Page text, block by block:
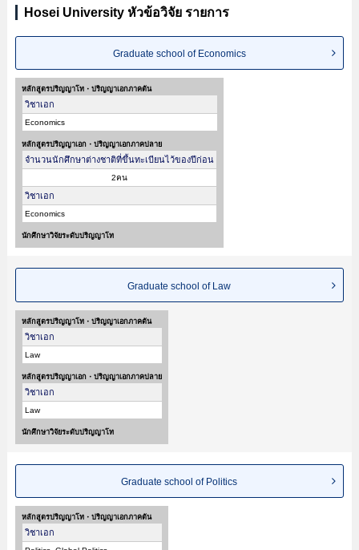
Integrated Science and TechnologyหรือInstitute for Solidarity-based Society
เป็นต้น,ข้อมูลของแต่ละสาขาวิจัย,ข้อมูลการสอบคัดเลือกเข้าศึกษาเช่นจำนวนคน
ที่รับสมัครหรือจำนวนคนที่ผ่านการสอบคัดเลือกเป็นต้น,แนะนำสถานที่,การเดิน
ทางเป็นต้นไว้ด้วยดังนั้นขอเชิญใช้บริการค้นหาข้อมูลตามอัธยาศัย
Hosei University หัวข้อวิจัย รายการ
Graduate school of Economics
หลักสูตรปริญญาโท・ปริญญาเอกภาคต้น
วิชาเอก
Economics
หลักสูตรปริญญาเอก・ปริญญาเอกภาคปลาย
จำนวนนักศึกษาต่างชาติที่ขึ้นทะเบียนไว้ของปีก่อน
2คน
วิชาเอก
Economics
นักศึกษาวิจัยระดับปริญญาโท
Graduate school of Law
หลักสูตรปริญญาโท・ปริญญาเอกภาคต้น
วิชาเอก
Law
หลักสูตรปริญญาเอก・ปริญญาเอกภาคปลาย
วิชาเอก
Law
นักศึกษาวิจัยระดับปริญญาโท
Graduate school of Politics
หลักสูตรปริญญาโท・ปริญญาเอกภาคต้น
วิชาเอก